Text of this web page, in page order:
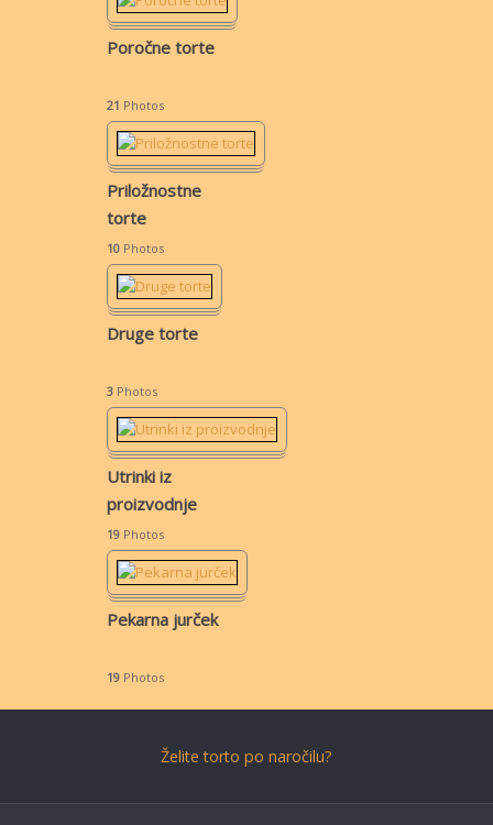
Poročne torte
21 Photos
Priložnostne
torte
10Photos
Druge torte
3Photos
Utrinki iz
proizvodnje
19Photos
Pekarna jurček
19Photos
Želite torto po naročilu?